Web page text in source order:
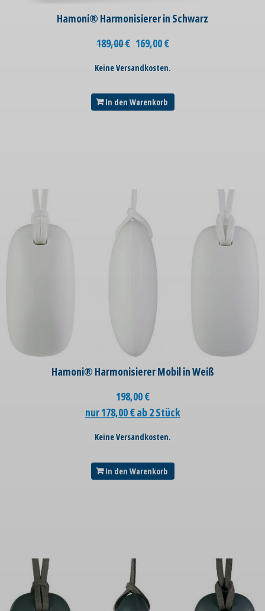
Hamoni® Harmonisierer in Schwarz
189,00€ 169,00€
Keine Versandkosten.
In den Warenkorb
Hamoni® Harmonisierer Mobil in Weiß
198,00€
nur 178,00 € ab 2 Stück
Keine Versandkosten.
In den Warenkorb